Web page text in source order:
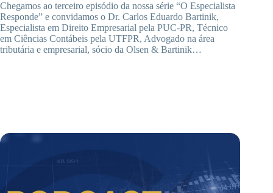
Chegamos ao terceiro episódio da nossa série “O Especialista
Responde” e convidamos o Dr. Carlos Eduardo Bartinik,
Especialista em Direito Empresarial pela PUC-PR, Técnico
em Ciências Contábeis pela UTFPR, Advogado na área
tributária e empresarial, sócio da Olsen & Bartinik…